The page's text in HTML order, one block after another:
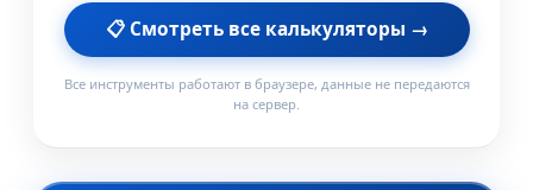
📋 Смотреть все калькуляторы →
Все инструменты работают в браузере, данные не передаются
на сервер.